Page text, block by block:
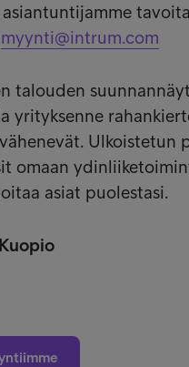
myynti@intrum.com
talouden
yrityksenne
Ulkoistetun
omaan
asiat puolestasi.